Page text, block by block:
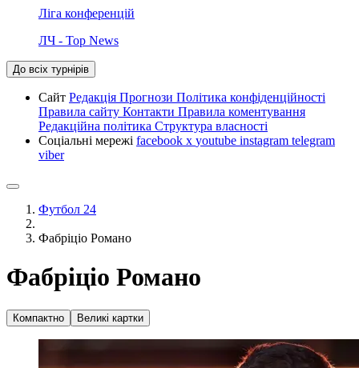
Ліга конференцій
ЛЧ - Top News
До всіх турнірів
Сайт Редакція Прогнози Політика конфіденційності
Правила сайту Контакти Правила коментування
Редакційна політика Структура власності
Соціальні мережі facebook x youtube instagram telegram
viber
Футбол 24
Фабріціо Романо
Фабріціо Романо
Компактно Великі картки